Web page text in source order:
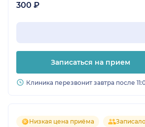
300 ₽
Записаться на прием
Клиника перезвонит завтра после
Низкая цена приёма